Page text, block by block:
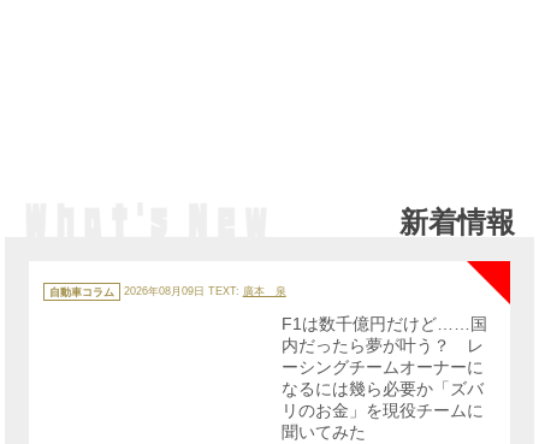
新着情報
テ
ゴ
自動車コラム 2026年08月09日 TEXT: 廣本 泉
NEW
F1は数千億円だけど……国
内だったら夢が叶う？ レ
ーシングチームオーナーに
なるには幾ら必要か「ズバ
リのお金」を現役チームに
聞いてみた